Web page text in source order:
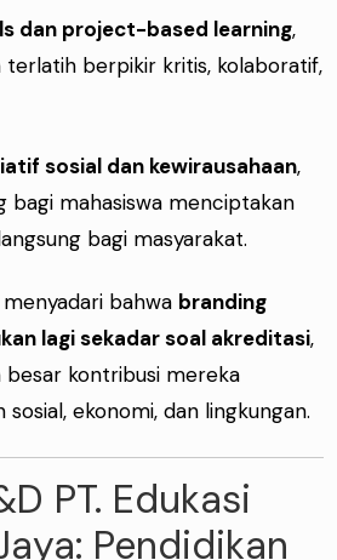
dan project-based learning,
terlatih berpikir kritis, kolaboratif,
sosial dan kewirausahaan,
bagi mahasiswa menciptakan
bagi masyarakat.
bahwa branding
lagi sekadar soal akreditasi,
besar kontribusi mereka
ekonomi, dan lingkungan.
PT. Edukasi
Pendidikan